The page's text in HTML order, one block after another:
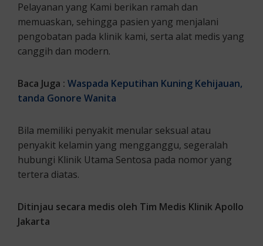
Pelayanan yang Kami berikan ramah dan
memuaskan, sehingga pasien yang menjalani
pengobatan pada klinik kami, serta alat medis yang
canggih dan modern.
Baca Juga : Waspada Keputihan Kuning Kehijauan,
tanda Gonore Wanita
Bila memiliki penyakit menular seksual atau
penyakit kelamin yang mengganggu, segeralah
hubungi Klinik Utama Sentosa pada nomor yang
tertera diatas.
Ditinjau secara medis oleh Tim Medis Klinik Apollo
Jakarta